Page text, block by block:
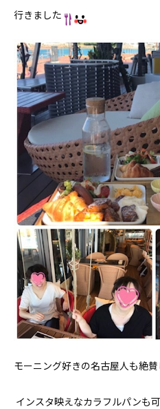
行きました
モーニング好きの名古屋人も絶
インスタ映えなカラフルパンも